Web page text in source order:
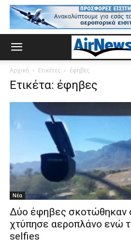
Αρχική Ετικέτες έφηβες
Ετικέτα: έφηβες
Νέα
Δύο έφηβες σκοτώθηκαν
χτύπησε αεροπλάνο ενώ
selfies